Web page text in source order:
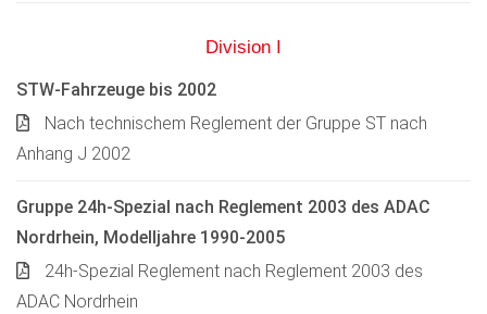
Division I
STW-Fahrzeuge bis 2002
Nach technischem Reglement der Gruppe ST nach
Anhang J 2002
Gruppe 24h-Spezial nach Reglement 2003 des ADAC
Nordrhein, Modelljahre 1990-2005
24h-Spezial Reglement nach Reglement 2003 des
ADAC Nordrhein